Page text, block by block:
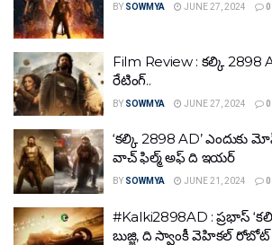
BY SOWMYA JUNE 27, 2024 0
Film Review : కల్కి 2898
రేటింగ్‌..
BY SOWMYA JUNE 27, 2024 0
‘కల్కి 2898 AD’
వాచ్ ఫిల్మ్ అఫ్ ది ఇయర్
BY SOWMYA JUNE 21, 2024 0
#Kalki2898AD : ప్రభాస్
బుజ్జి, ది స్వాంకీ వెహికల్